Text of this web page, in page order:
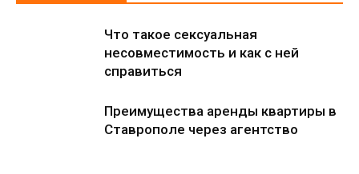
Что такое сексуальная
несовместимость и как с ней
справиться
Преимущества аренды квартиры в
Ставрополе через агентство